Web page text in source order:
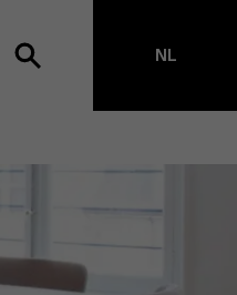
op het vlak van
doen we zowel
NL